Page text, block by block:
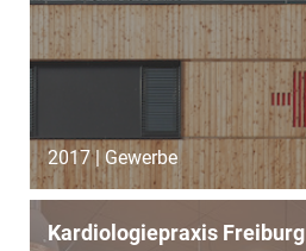
2017 | Gewerbe
Kardiologiepraxis Freiburg